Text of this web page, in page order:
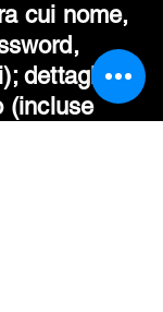
cui nome,
dettagli di
(incluse